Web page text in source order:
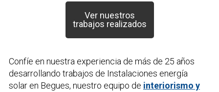
Ver nuestros
trabajos realizados
Confíe en nuestra experiencia de más de 25 años
desarrollando trabajos de Instalaciones energía
solaren Begues, nuestro equipo de interiorismo y